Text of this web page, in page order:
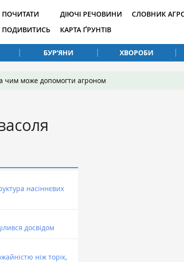
ПОЧИТАТИ
ПОДИВИТИСЬ
ДІЮЧІ РЕЧОВИНИ
КАРТА ҐРУНТІВ
СЛОВНИК
БУР’ЯНИ ХВОРОБИ
чим може допомогти агроном
насіннєвих
досвідом
ніж торік,